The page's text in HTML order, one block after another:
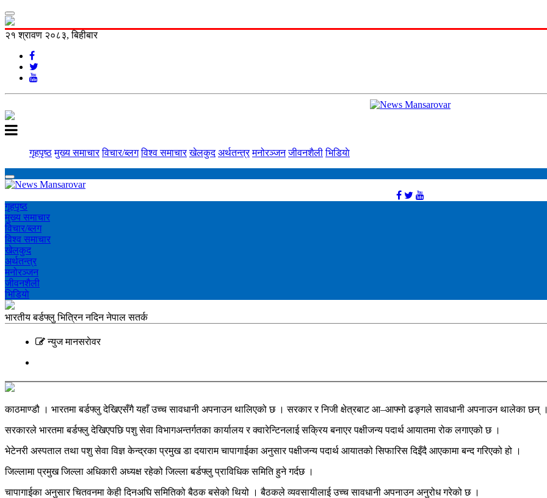
२१ श्रावण २०८३, बिहीबार
गृहपृष्ठ मुख्य समाचार विचार/ब्लग विश्व समाचार खेलकुद अर्थतन्त्र मनोरञ्‍जन जीवनशैली भिडियाे
गृहपृष्ठ
मुख्य समाचार
विचार/ब्लग
विश्व समाचार
खेलकुद
अर्थतन्त्र
मनोरञ्‍जन
जीवनशैली
भिडियाे
भारतीय बर्डफ्लु भित्रिन नदिन नेपाल सतर्क
न्युज मानसराेवर
काठमाण्डौ । भारतमा बर्डफ्लु देखिएसँगै यहाँ उच्च सावधानी अपनाउन थालिएको छ । सरकार र निजी क्षेत्रबाट आ–आफ्नो ढङ्गले सावधानी अपनाउन थालेका छन्
सरकारले भारतमा बर्डफ्लु देखिएपछि पशु सेवा विभागअन्तर्गतका कार्यालय र क्वारेन्टिनलाई सक्रिय बनाएर पक्षीजन्य पदार्थ आयातमा रोक लगाएको छ ।
भेटेनरी अस्पताल तथा पशु सेवा विज्ञ केन्द्रका प्रमुख डा दयाराम चापागाईका अनुसार पक्षीजन्य पदार्थ आयातको सिफारिस दिइँदै आएकामा बन्द गरिएको हो ।
जिल्लामा प्रमुख जिल्ला अधिकारी अध्यक्ष रहेको जिल्ला बर्डफ्लु प्राविधिक समिति हुने गर्दछ ।
चापागाईका अनुसार चितवनमा केही दिनअघि समितिको बैठक बसेको थियो । बैठकले व्यवसायीलाई उच्च सावधानी अपनाउन अनुरोध गरेको छ ।